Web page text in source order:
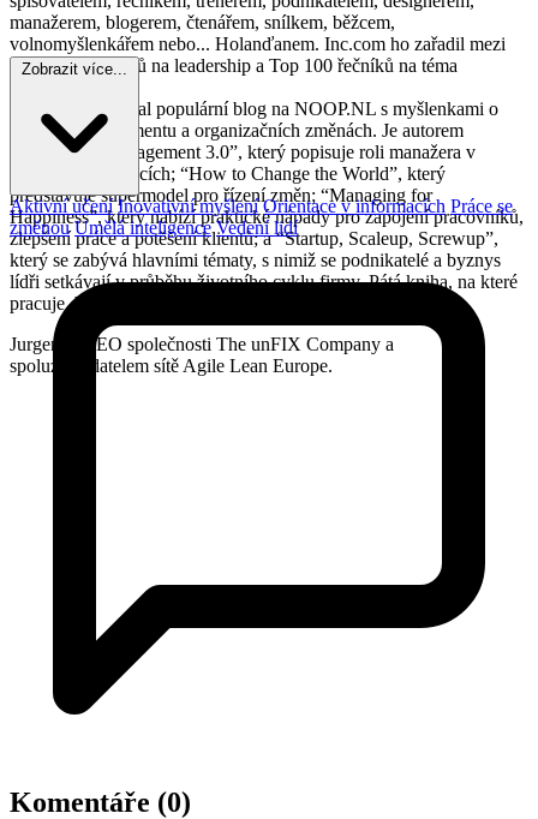
manažerem, blogerem, čtenářem, snílkem, běžcem,
volnomyšlenkářem nebo... Holanďanem. Inc.com ho zařadil mezi
Top 50 odborníků na leadership a Top 100 řečníků na téma
Od roku 2008 psal populární blog na NOOP.NL s myšlenkami o
agilním managementu a organizačních změnách. Je autorem
bestselleru “Management 3.0”, který popisuje roli manažera v
agilních organizacích; “How to Change the World”, který
představuje supermodel pro řízení změn; “Managing for
Happiness”, který nabízí praktické nápady pro zapojení pracovníků,
zlepšení práce a potěšení klientů; a “Startup, Scaleup, Screwup”,
který se zabývá hlavními tématy, s nimiž se podnikatelé a byznys
lídři setkávají v průběhu životního cyklu firmy. Pátá kniha, na které
pracuje, bude “Glitches of Gods”, sci-fi román.
Jurgen je CEO společnosti The unFIX Company a
spoluzakladatelem sítě Agile Lean Europe.
Zobrazit více...
Aktivní učení Inovativní myšlení Orientace v informacích Práce se
změnou Umělá inteligence Vedení lidí
Komentáře (0)